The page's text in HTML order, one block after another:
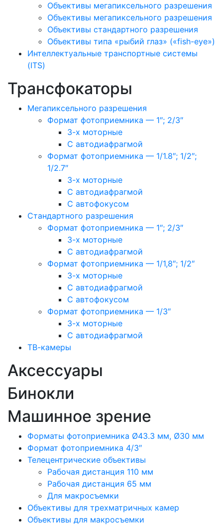
Объективы мегапиксельного разрешения
Объективы мегапиксельного разрешения
Объективы стандартного разрешения
Объективы типа «рыбий глаз» («fish-eye»)
Интеллектуальные транспортные системы
(ITS)
Трансфокаторы
Мегапиксельного разрешения
Формат фотоприемника — 1″; 2/3″
3-х моторные
С автодиафрагмой
Формат фотоприемника — 1/1.8″; 1/2″;
1/2.7″
3-х моторные
С автодиафрагмой
С автофокусом
Стандартного разрешения
Формат фотоприемника — 1″; 2/3″
3-х моторные
С автодиафрагмой
Формат фотоприемника — 1/1,8″; 1/2″
3-х моторные
С автодиафрагмой
С автофокусом
Формат фотоприемника — 1/3″
3-х моторные
С автодиафрагмой
ТВ-камеры
Аксессуары
Бинокли
Машинное зрение
Форматы фотоприемника Ø43.3 мм, Ø30 мм
Формат фотоприемника 4/3″
Телецентрические объективы
Рабочая дистанция 110 мм
Рабочая дистанция 65 мм
Для макросъемки
Объективы для трехматричных камер
Объективы для макросъемки